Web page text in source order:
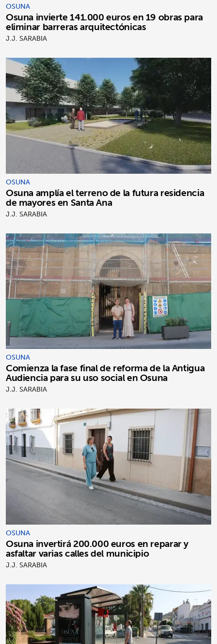
OSUNA
Osuna invierte 141.000 euros en 19 obras para
eliminar barreras arquitectónicas
J.J. SARABIA
OSUNA
Osuna amplía el terreno de la futura residencia
de mayores en Santa Ana
J.J. SARABIA
OSUNA
Comienza la fase final de reforma de la Antigua
Audiencia para su uso social en Osuna
J.J. SARABIA
OSUNA
Osuna invertirá 200.000 euros en reparar y
asfaltar varias calles del municipio
J.J. SARABIA